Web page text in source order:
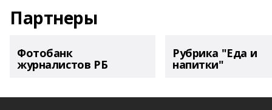
Партнеры
Фотобанк
журналистов РБ
Рубрика "Еда и
напитки"